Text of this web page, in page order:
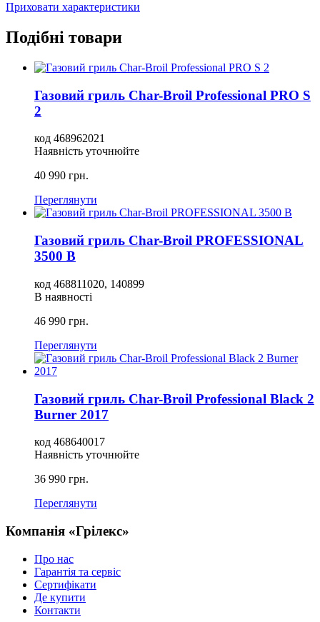
Приховати характеристики
Подібні товари
Газовий гриль Char-Broil Professional PRO S
2
код 468962021
Наявність уточнюйте
40 990 грн.
Переглянути
Газовий гриль Char-Broil PROFESSIONAL
3500 B
код 468811020, 140899
В наявності
46 990 грн.
Переглянути
Газовий гриль Char-Broil Professional Black 2
Burner 2017
код 468640017
Наявність уточнюйте
36 990 грн.
Переглянути
Компанія «Грілекс»
Про нас
Гарантія та сервіс
Сертифікати
Де купити
Контакти